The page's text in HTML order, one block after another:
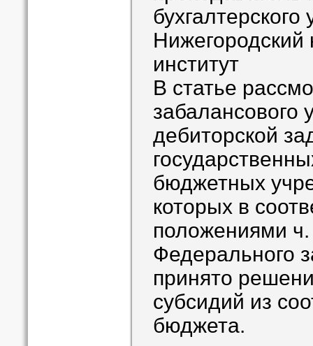
бухгалтерского
Нижегородский
институт
В статье
забалансового
дебиторской
бюджетных
которых в
положениями ч.
Федерального
принято
субсидий из
бюджета.